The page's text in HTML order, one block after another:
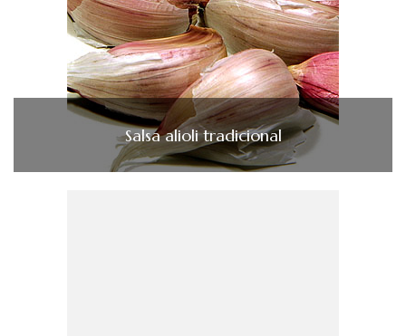
Salsa alioli tradicional